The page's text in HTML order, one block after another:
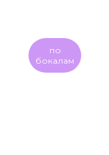
по
бокалам